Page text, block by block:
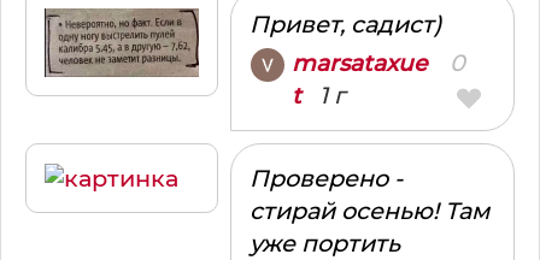
Привет, садист)
marsataxue
t1 г
0
Проверено -
стирай осенью! Там
уже портить